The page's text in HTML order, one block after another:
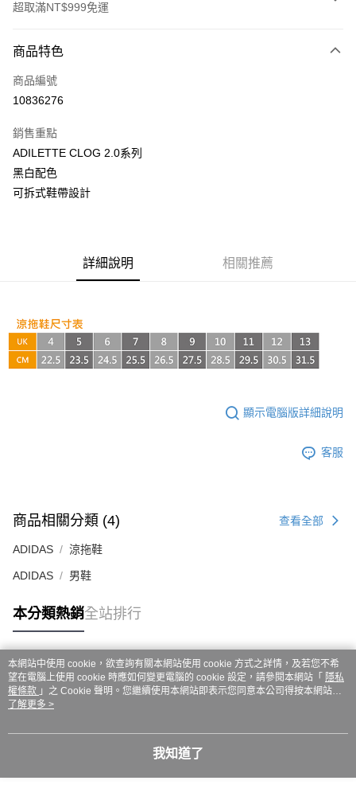
超取滿NT$999免運
信用卡一次付款
超商取貨付款
Apple Pay
街口支付
１．簡單：不需註冊會員、不需綁卡、不需儲值。
２．便利：只要手機號碼，簡訊認證，即可結帳。
３．安心：先確認商品／服務後，再付款。
結帳頁面，進行簡訊認證並確認金額後，即可完成結帳。
※ 請注意：結帳手續完成當下不需立刻繳費，但若您需要取消訂單，請聯絡
是否繳費成功／繳費後需取消欲退款等相關疑問，請聯繫「AFTEE先享後付
１．透過由恩沛科技股份有限公司提供之「AFTEE先享後付」服務完成之交
權轉讓予恩沛科技股份有限公司。
２．關於個人資料處理事宜，請瀏覽以下網址：
https://aftee.tw/terms/#terms3
３．未成年的使用者請事先徵得法定代理人或監護人之同意方可使用
「AFTEE先享後付」，若未經同意申辦者引起之損失，本公司不負相關責
任。
４．使用「AFTEE先享後付」時，將依據個別帳號之用戶狀況，依本公司即
時審查核予不同之上限額度；若仍有額度不足之情形，本公司將視審查結果
５．嚴禁一人註冊多個帳號或使用他人資訊註冊。若發現惡意使用之情形，
恩沛科技股份有限公司將有權停止該用戶之使用額度並採取法律行動。
運送方式
全家取貨付款
每筆NT$60，滿NT$999(含以上)免運費
每筆NT$60，滿NT$999(含以上)免運費
嘉里大榮宅配
每筆NT$80，滿NT$999(含以上)免運費
商品特色
商品編號
10836276
銷售重點
ADILETTE CLOG 2.0系列
黑白配色
可拆式鞋帶設計
詳細說明 相關推薦
顯示電腦版詳細說明
客服
商品相關分類 (4) 查看全部
ADIDAS 涼拖鞋
ADIDAS 男鞋
本分類熱銷全站排行
熱門標籤
本網站中使用 cookie，欲查詢有關本網站使用 cookie 方式之詳情，及若您不希
望在電腦上使用 cookie 時應如何變更電腦的 cookie 設定，請參閱本網站「 隱私
權條款 」之 Cookie 聲明。您繼續使用本網站即表示您同意本公司得按本網站使
用條款之 Cookie 聲明使用 cookie。
了解更多 >
我知道了